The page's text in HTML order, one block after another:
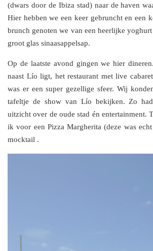
(dwars door de Ibiza stad) naar de haven
Hier hebben we een keer gebruncht en een
brunch genoten we van een heerlijke yoghurt
groot glas sinaasappelsap.
Op de laatste avond gingen we hier
naast Lío ligt, het restaurant met live
was er een super gezellige sfeer. Wij
tafeltje de show van Lío bekijken. Zo
uitzicht over de oude stad én entertainment.
ik voor een Pizza Margherita (deze was
mocktail .